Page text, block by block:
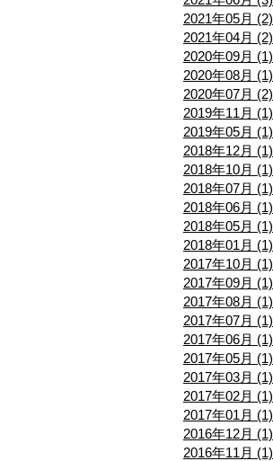
2021年05月 (2)
2021年04月 (2)
2020年09月 (1)
2020年08月 (1)
2020年07月 (2)
2019年11月 (1)
2019年05月 (1)
2018年12月 (1)
2018年10月 (1)
2018年07月 (1)
2018年06月 (1)
2018年05月 (1)
2018年01月 (1)
2017年10月 (1)
2017年09月 (1)
2017年08月 (1)
2017年07月 (1)
2017年06月 (1)
2017年05月 (1)
2017年03月 (1)
2017年02月 (1)
2017年01月 (1)
2016年12月 (1)
2016年11月 (1)